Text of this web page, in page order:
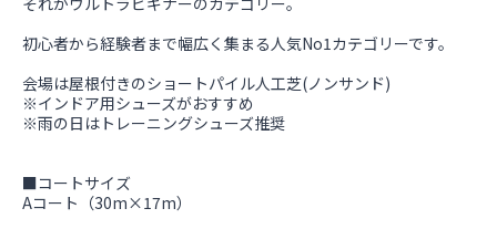
初心者から経験者まで幅広く集まる人気No1カテゴリーです。
会場は屋根付きのショートパイル人工芝(ノンサンド)
※インドア用シューズがおすすめ
※雨の日はトレーニングシューズ推奨
■コートサイズ
Aコート（30m×17m）